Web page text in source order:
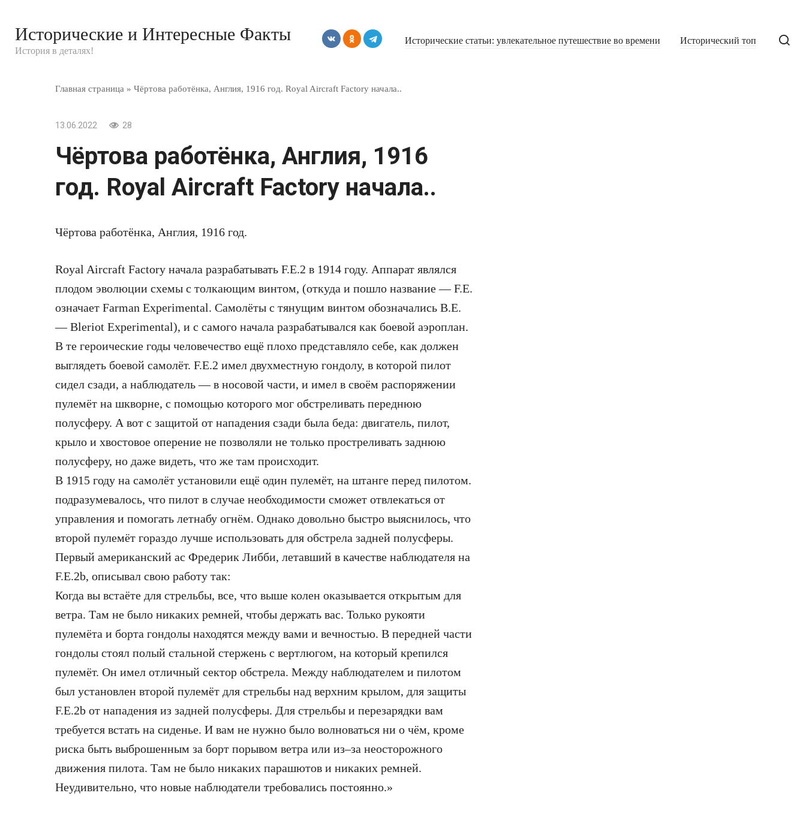
контенту
Исторические и Интересные Факты
История в деталях!
Исторические статьи: увлекательное путешествие во времени Исторический топ
Главная страница » Чёртова работёнка, Англия, 1916 год. Royal Aircraft Factory начала..
13.06.2022 28
Чёртова работёнка, Англия, 1916
год. Royal Aircraft Factory начала..
Чёртова работёнка, Англия, 1916 год.
Royal Aircraft Factory начала разрабатывать F.E.2 в 1914 году. Аппарат являлся
плодом эволюции схемы с толкающим винтом, (откуда и пошло название — F.E.
означает Farman Experimental. Самолёты с тянущим винтом обозначались B.E.
— Bleriot Experimental), и с самого начала разрабатывался как боевой аэроплан.
В те героические годы человечество ещё плохо представляло себе, как должен
выглядеть боевой самолёт. F.E.2 имел двухместную гондолу, в которой пилот
сидел сзади, а наблюдатель — в носовой части, и имел в своём распоряжении
пулемёт на шкворне, с помощью которого мог обстреливать переднюю
полусферу. А вот с защитой от нападения сзади была беда: двигатель, пилот,
крыло и хвостовое оперение не позволяли не только простреливать заднюю
полусферу, но даже видеть, что же там происходит.
В 1915 году на самолёт установили ещё один пулемёт, на штанге перед пилотом.
подразумевалось, что пилот в случае необходимости сможет отвлекаться от
управления и помогать летнабу огнём. Однако довольно быстро выяснилось, что
второй пулемёт гораздо лучше использовать для обстрела задней полусферы.
Первый американский ас Фредерик Либби, летавший в качестве наблюдателя на
F.E.2b, описывал свою работу так:
Когда вы встаёте для стрельбы, все, что выше колен оказывается открытым для
ветра. Там не было никаких ремней, чтобы держать вас. Только рукояти
пулемёта и борта гондолы находятся между вами и вечностью. В передней части
гондолы стоял полый стальной стержень с вертлюгом, на который крепился
пулемёт. Он имел отличный сектор обстрела. Между наблюдателем и пилотом
был установлен второй пулемёт для стрельбы над верхним крылом, для защиты
F.E.2b от нападения из задней полусферы. Для стрельбы и перезарядки вам
требуется встать на сиденье. И вам не нужно было волноваться ни о чём, кроме
риска быть выброшенным за борт порывом ветра или из–за неосторожного
движения пилота. Там не было никаких парашютов и никаких ремней.
Неудивительно, что новые наблюдатели требовались постоянно.»